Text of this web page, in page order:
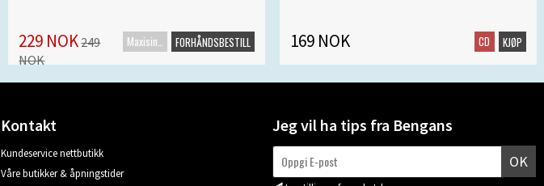
229 NOK249
NOK
Maxisingel FORHÅNDSBESTILL 169 NOK CD KJØP
Kontakt
Kundeservice nettbutikk
Våre butikker & åpningstider
Jeg vil ha tips fra Bengans
OK